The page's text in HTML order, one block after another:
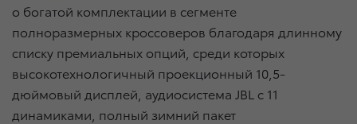
о богатой комплектации в сегменте
полноразмерных кроссоверов благодаря длинному
списку премиальных опций, среди которых
высокотехнологичный проекционный 10,5-
дюймовый дисплей, аудиосистема JBL с 11
динамиками, полный зимний пакет